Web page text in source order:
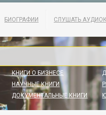
БИОГРАФИИ СЛУШАТЬ
КНИГИ О БИЗНЕСЕ
НАУЧНЫЕ КНИГИ
ДОКУМЕНТАЛЬНЫЕ КНИГИ